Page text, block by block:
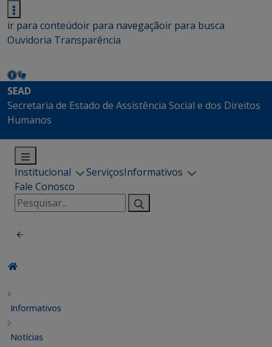
ir para conteúdoir para navegaçãoir para busca
Ouvidoria Transparência
SEAD
Secretaria de Estado de Assistência Social e dos Direitos
Humanos
Institucional ServiçosInformativos
Fale Conosco
Pesquisar
por:
Informativos
Notícias